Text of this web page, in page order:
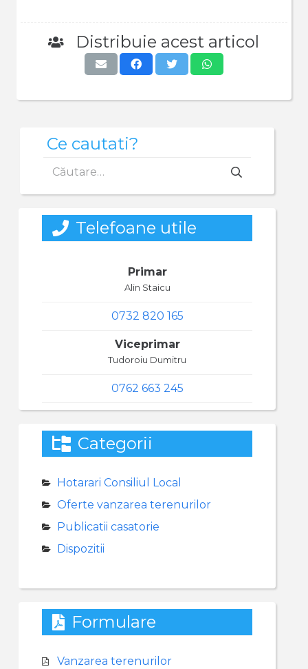
Distribuie acest articol
Ce cautati?
după:
Telefoane utile
Primar
Alin Staicu
0732 820 165
Viceprimar
Tudoroiu Dumitru
0762 663 245
Categorii
Hotarari Consiliul Local
Oferte vanzarea terenurilor
Publicatii casatorie
Dispozitii
Formulare
Vanzarea terenurilor